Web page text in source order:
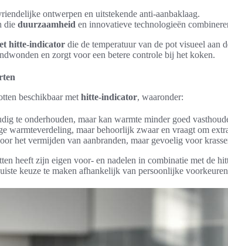
ontwerpen en uitstekende anti-aanbaklaag.
die duurzaamheid en innovatieve technologieën
hitte-indicator die de temperatuur van de pot visueel aan
en zorgt voor een betere controle bij het koken.
beschikbaar met hitte-indicator, waaronder:
te onderhouden, maar kan warmte minder goed
warmteverdeling, maar behoorlijk zwaar en vraagt om
het vermijden van aanbranden, maar gevoelig voor
heeft zijn eigen voor- en nadelen in combinatie met de
keuze te maken afhankelijk van persoonlijke